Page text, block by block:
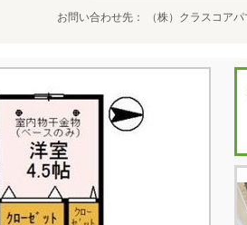
お問い合わせ先 （株）クラスコア